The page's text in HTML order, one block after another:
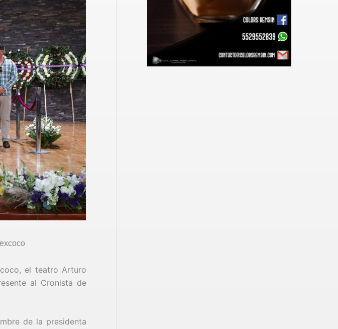
el teatro Arturo
al Cronista de
de la presidenta